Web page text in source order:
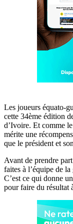
Les joueurs équato-
cette 34ème édition
d’Ivoire. Et comme
mérite une
que le président et
Avant de prendre
faites à l’équipe de
C’est ce qui donne
pour faire du résultat